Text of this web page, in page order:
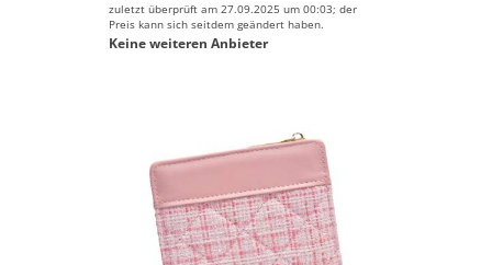
zuletzt überprüft am 27.09.2025 um 00:03; der
Preis kann sich seitdem geändert haben.
Keine weiteren Anbieter